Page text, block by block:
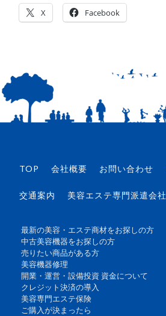
る、
最
キ
ャ
ョ
「DR.J」
X Facebook
TOP 会社概要 お問い合わせ
交通案内 美容エステ専門派遣会社
最新の美容・エステ商材をお探しの方
中古美容機器をお探しの方
売りたい商品がある方
美容機器修理
開業・運営・設備投資 資金について
クレジット決済の導入
美容専門エステ保険
ご購入が決まったら